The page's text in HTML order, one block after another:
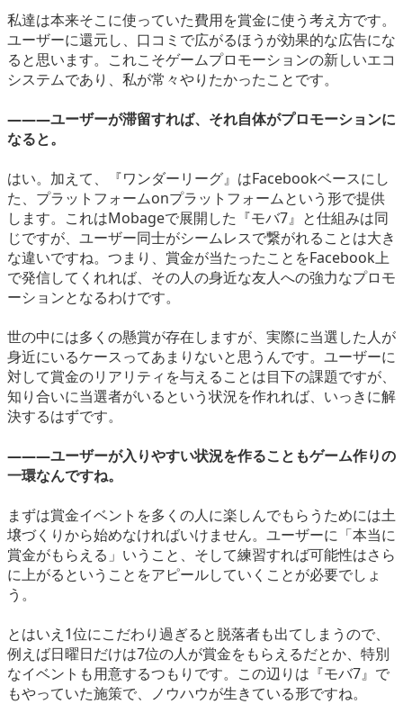
私達は本来そこに使っていた費用を賞金に使う考え方です。
ユーザーに還元し、口コミで広がるほうが効果的な広告にな
ると思います。これこそゲームプロモーションの新しいエコ
システムであり、私が常々やりたかったことです。
―――ユーザーが滞留すれば、それ自体がプロモーションに
なると。
はい。加えて、『ワンダーリーグ』はFacebookベースにし
た、プラットフォームonプラットフォームという形で提供
します。これはMobageで展開した『モバ7』と仕組みは同
じですが、ユーザー同士がシームレスで繋がれることは大き
な違いですね。つまり、賞金が当たったことをFacebook上
で発信してくれれば、その人の身近な友人への強力なプロモ
ーションとなるわけです。
世の中には多くの懸賞が存在しますが、実際に当選した人が
身近にいるケースってあまりないと思うんです。ユーザーに
対して賞金のリアリティを与えることは目下の課題ですが、
知り合いに当選者がいるという状況を作れれば、いっきに解
決するはずです。
―――ユーザーが入りやすい状況を作ることもゲーム作りの
一環なんですね。
まずは賞金イベントを多くの人に楽しんでもらうためには土
壌づくりから始めなければいけません。ユーザーに「本当に
賞金がもらえる」いうこと、そして練習すれば可能性はさら
に上がるということをアピールしていくことが必要でしょ
う。
とはいえ1位にこだわり過ぎると脱落者も出てしまうので、
例えば日曜日だけは7位の人が賞金をもらえるだとか、特別
なイベントも用意するつもりです。この辺りは『モバ7』で
もやっていた施策で、ノウハウが生きている形ですね。